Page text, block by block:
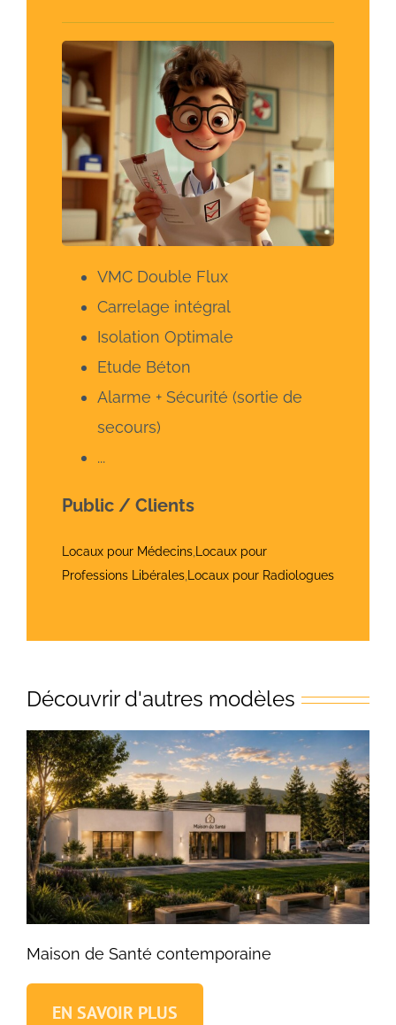
VMC Double Flux
Carrelage intégral
Isolation Optimale
Etude Béton
Alarme + Sécurité (sortie de
secours)
...
Public / Clients
Locaux pour Médecins
Locaux pour
Professions Libérales
Locaux pour Radiologues
Découvrir d'autres modèles
Maison de Santé contemporaine
EN SAVOIR PLUS